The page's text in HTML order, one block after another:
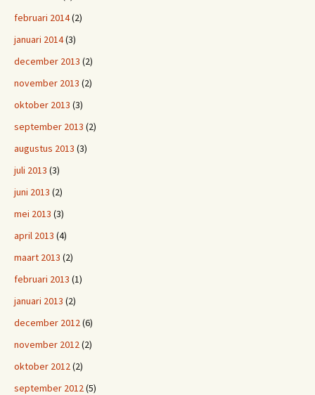
februari 2014(2)
januari 2014(3)
december 2013 (2)
november 2013 (2)
oktober 2013 (3)
september 2013 (2)
augustus 2013 (3)
juli 2013 (3)
juni 2013 (2)
mei 2013 (3)
april 2013 (4)
maart 2013 (2)
februari 2013 (1)
januari 2013 (2)
december 2012(6)
november 2012(2)
oktober 2012(2)
september 2012(5)